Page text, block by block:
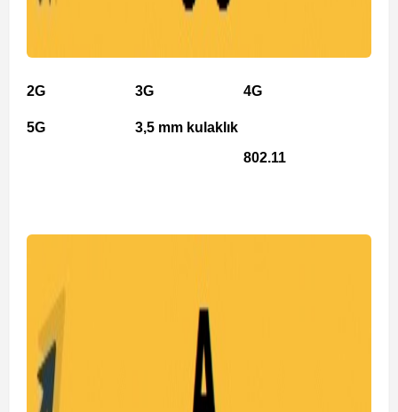
2G 3G 4G
5G
3,5 mm kulaklık
802.11